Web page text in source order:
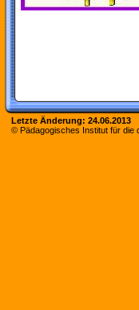
Letzte Änderung: 24.06.2013
© Pädagogisches Institut für die